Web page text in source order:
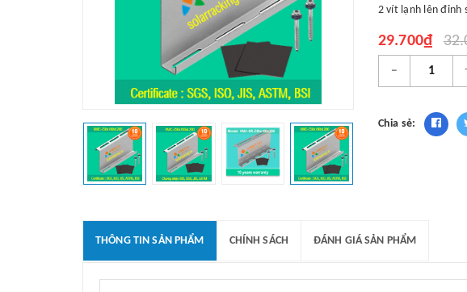
2 vít lạnh lên đỉnh
29.700₫
-
Chia sẻ:
THÔNG TIN SẢN PHẨM CHÍNH SÁCH ĐÁNH GIÁ SẢN PHẨM